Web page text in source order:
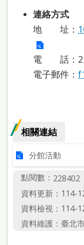
連絡方式
地 址：
電 話：
電子郵件：
相關連結
分館活動
點閱數： 228402
資料更新：114-
資料檢視：114-
資料維護：臺北